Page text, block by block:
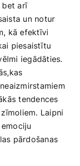
bet arī
un notur
kā efektīvi
piesaistītu‍
iegādāties.
tendences
Laipni
pārdošanas